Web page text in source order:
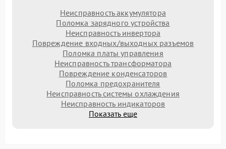
Неисправность аккумулятора
Поломка зарядного устройства
Неисправность инвертора
Повреждение входных/выходных разъемов
Поломка платы управления
Неисправность трансформатора
Повреждение конденсаторов
Поломка предохранителя
Неисправность системы охлаждения
Неисправность индикаторов
Показать еще